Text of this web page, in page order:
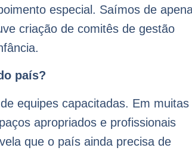
especial. Saímos de
criação de comitês de gestão
país?
equipes capacitadas. Em muitas
apropriados e profissionais
que o país ainda precisa de